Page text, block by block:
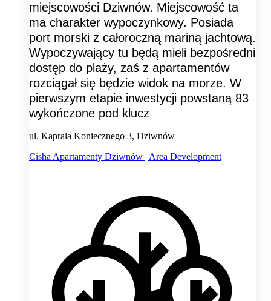
miejscowości Dziwnów. Miejscowość ta
ma charakter wypoczynkowy. Posiada
port morski z całoroczną mariną jachtową.
Wypoczywający tu będą mieli bezpośredni
dostęp do plaży, zaś z apartamentów
rozciągał się będzie widok na morze. W
pierwszym etapie inwestycji powstaną 83
wykończone pod klucz
ul. Kaprala Koniecznego 3, Dziwnów
Cisha Apartamenty Dziwnów | Area Development